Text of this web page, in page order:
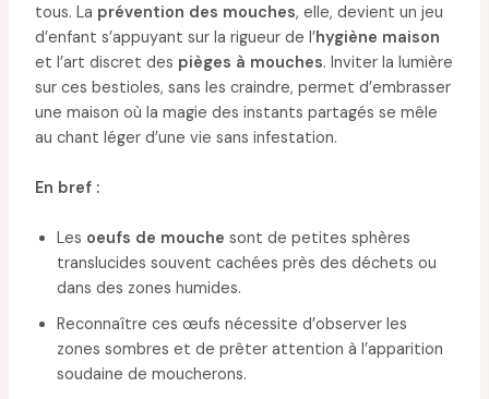
tous. La prévention des mouches, elle, devient un jeu
d’enfant s’appuyant sur la rigueur de l’hygiène maison
et l’art discret des pièges à mouches. Inviter la lumière
sur ces bestioles, sans les craindre, permet d’embrasser
une maison où la magie des instants partagés se mêle
au chant léger d’une vie sans infestation.
En bref :
Les oeufs de mouche sont de petites sphères
translucides souvent cachées près des déchets ou
dans des zones humides.
Reconnaître ces œufs nécessite d’observer les
zones sombres et de prêter attention à l’apparition
soudaine de moucherons.